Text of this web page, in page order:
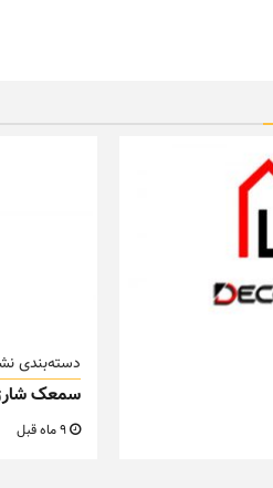
دسته‌بندی
سمعک
9 ماه قبل